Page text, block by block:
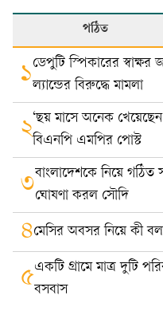
পঠিত
১ডেপুটি স্পিকারের
ল্যান্ডের বিরুদ্ধে মামলা
২‘ছয় মাসে অনেক
বিএনপি এমপির পোস্ট
৩বাংলাদেশকে নিয়ে গঠিত
ঘোষণা করল সৌদি
৪মেসির অবসর নিয়ে কী
৫একটি গ্রামে মাত্র দুটি
বসবাস